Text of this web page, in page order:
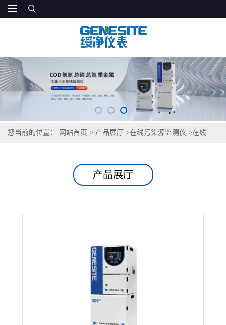
您当前的位置： 网站首页 > 产品展厅 >在线污染源监测仪 >在线
产品展厅